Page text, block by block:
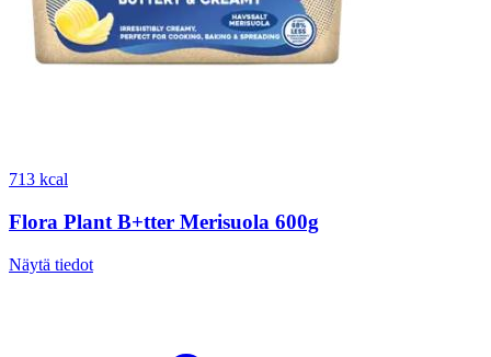
713 kcal
Flora Plant B+tter Merisuola 600g
Näytä tiedot